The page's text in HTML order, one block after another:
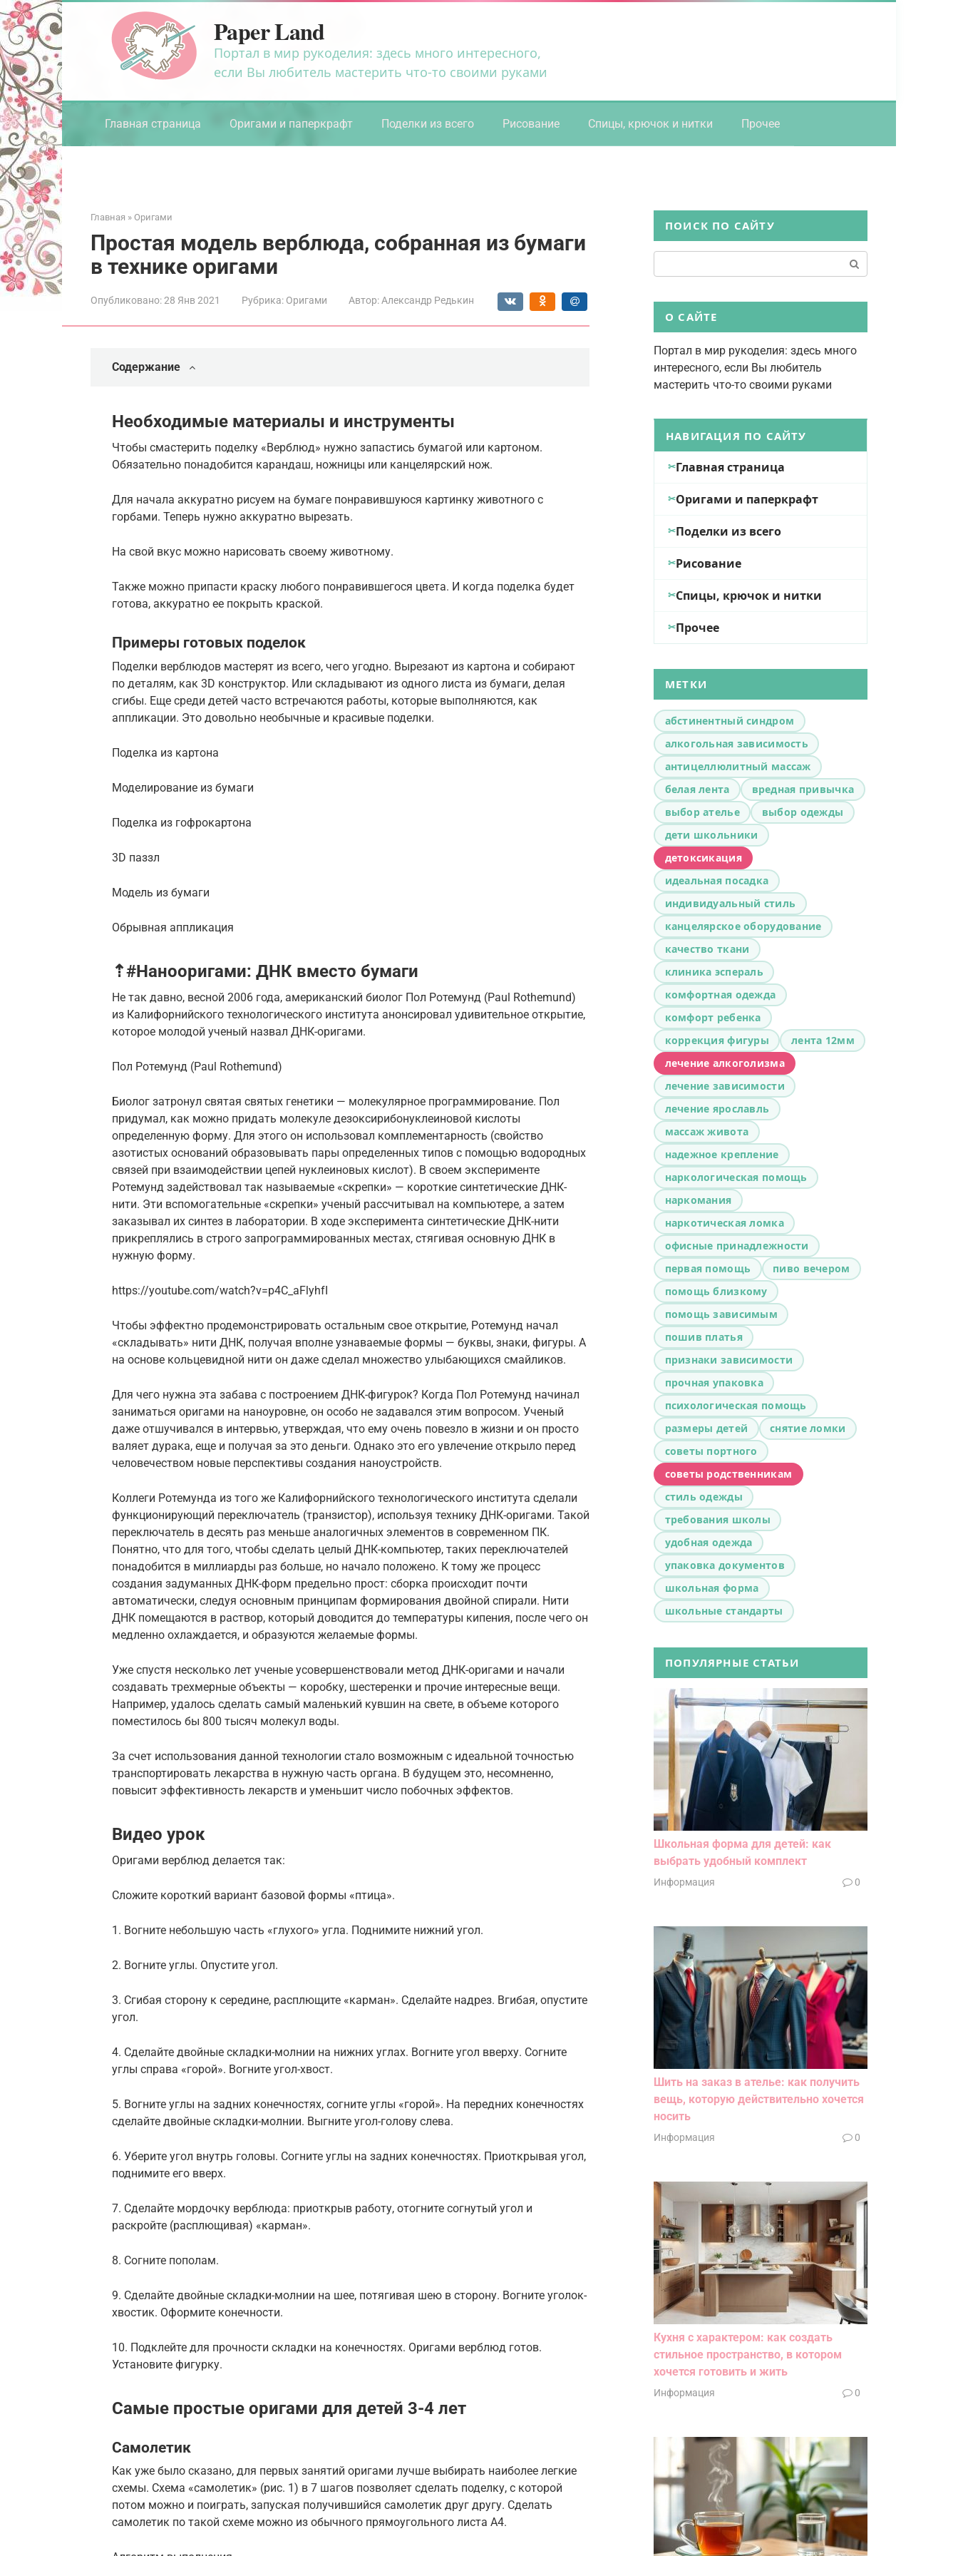
Перейти
к
контенту
Paper Land
Портал в мир рукоделия: здесь много интересного,
если Вы любитель мастерить что-то своими руками
Главная страница Оригами и паперкрафт Поделки из всего Рисование Спицы, крючок и нитки Прочее
Главная » Оригами
Простая модель верблюда, собранная из бумаги
в технике оригами
Опубликовано:28 Янв 2021 Рубрика: Оригами Автор: Александр Редькин
Содержание
Необходимые материалы и инструменты
Чтобы смастерить поделку «Верблюд» нужно запастись бумагой или картоном.
Обязательно понадобится карандаш, ножницы или канцелярский нож.
Для начала аккуратно рисуем на бумаге понравившуюся картинку животного с
горбами. Теперь нужно аккуратно вырезать.
На свой вкус можно нарисовать своему животному.
Также можно припасти краску любого понравившегося цвета. И когда поделка будет
готова, аккуратно ее покрыть краской.
Примеры готовых поделок
Поделки верблюдов мастерят из всего, чего угодно. Вырезают из картона и собирают
по деталям, как 3D конструктор. Или складывают из одного листа из бумаги, делая
сгибы. Еще среди детей часто встречаются работы, которые выполняются, как
аппликации. Это довольно необычные и красивые поделки.
Поделка из картона
Моделирование из бумаги
Поделка из гофрокартона
3D паззл
Модель из бумаги
Обрывная аппликация
⇡#Нанооригами: ДНК вместо бумаги
Не так давно, весной 2006 года, американский биолог Пол Ротемунд (Paul Rothemund)
из Калифорнийского технологического института анонсировал удивительное открытие,
которое молодой ученый назвал ДНК-оригами.
Пол Ротемунд (Paul Rothemund)
Биолог затронул святая святых генетики — молекулярное программирование. Пол
придумал, как можно придать молекуле дезоксирибонуклеиновой кислоты
определенную форму. Для этого он использовал комплементарность (свойство
азотистых оснований образовывать пары определенных типов с помощью водородных
связей при взаимодействии цепей нуклеиновых кислот). В своем эксперименте
Ротемунд задействовал так называемые «скрепки» — короткие синтетические ДНК-
нити. Эти вспомогательные «скрепки» ученый рассчитывал на компьютере, а затем
заказывал их синтез в лаборатории. В ходе эксперимента синтетические ДНК-нити
прикреплялись в строго запрограммированных местах, стягивая основную ДНК в
нужную форму.
https://youtube.com/watch?v=p4C_aFlyhfI
Чтобы эффектно продемонстрировать остальным свое открытие, Ротемунд начал
«складывать» нити ДНК, получая вполне узнаваемые формы — буквы, знаки, фигуры. А
на основе кольцевидной нити он даже сделал множество улыбающихся смайликов.
Для чего нужна эта забава с построением ДНК-фигурок? Когда Пол Ротемунд начинал
заниматься оригами на наноуровне, он особо не задавался этим вопросом. Ученый
даже отшучивался в интервью, утверждая, что ему очень повезло в жизни и он просто
валяет дурака, еще и получая за это деньги. Однако это его увлечение открыло перед
человечеством новые перспективы создания наноустройств.
Коллеги Ротемунда из того же Калифорнийского технологического института сделали
функционирующий переключатель (транзистор), используя технику ДНК-оригами. Такой
переключатель в десять раз меньше аналогичных элементов в современном ПК.
Понятно, что для того, чтобы сделать целый ДНК-компьютер, таких переключателей
понадобится в миллиарды раз больше, но начало положено. К тому же процесс
создания задуманных ДНК-форм предельно прост: сборка происходит почти
автоматически, следуя основным принципам формирования двойной спирали. Нити
ДНК помещаются в раствор, который доводится до температуры кипения, после чего он
медленно охлаждается, и образуются желаемые формы.
Уже спустя несколько лет ученые усовершенствовали метод ДНК-оригами и начали
создавать трехмерные объекты — коробку, шестеренки и прочие интересные вещи.
Например, удалось сделать самый маленький кувшин на свете, в объеме которого
поместилось бы 800 тысяч молекул воды.
За счет использования данной технологии стало возможным с идеальной точностью
транспортировать лекарства в нужную часть органа. В будущем это, несомненно,
повысит эффективность лекарств и уменьшит число побочных эффектов.
Видео урок
Оригами верблюд делается так:
Сложите короткий вариант базовой формы «птица».
1. Вогните небольшую часть «глухого» угла. Поднимите нижний угол.
2. Вогните углы. Опустите угол.
3. Сгибая сторону к середине, расплющите «карман». Сделайте надрез. Вгибая, опустите
угол.
4. Сделайте двойные складки-молнии на нижних углах. Вогните угол вверху. Согните
углы справа «горой». Вогните угол-хвост.
5. Вогните углы на задних конечностях, согните углы «горой». На передних конечностях
сделайте двойные складки-молнии. Выгните угол-голову слева.
6. Уберите угол внутрь головы. Согните углы на задних конечностях. Приоткрывая угол,
поднимите его вверх.
7. Сделайте мордочку верблюда: приоткрыв работу, отогните согнутый угол и
раскройте (расплющивая) «карман».
8. Согните пополам.
9. Сделайте двойные складки-молнии на шее, потягивая шею в сторону. Вогните уголок-
хвостик. Оформите конечности.
10. Подклейте для прочности складки на конечностях. Оригами верблюд готов.
Установите фигурку.
Самые простые оригами для детей 3-4 лет
Самолетик
Как уже было сказано, для первых занятий оригами лучше выбирать наиболее легкие
схемы. Схема «самолетик» (рис. 1) в 7 шагов позволяет сделать поделку, с которой
потом можно и поиграть, запуская получившийся самолетик друг другу. Сделать
самолетик по такой схеме можно из обычного прямоугольного листа А4.
ПОИСК ПО САЙТУ
О САЙТЕ
Портал в мир рукоделия: здесь много
интересного, если Вы любитель
мастерить что-то своими руками
НАВИГАЦИЯ ПО САЙТУ
Главная страница
Оригами и паперкрафт
Поделки из всего
Рисование
Спицы, крючок и нитки
Прочее
МЕТКИ
абстинентный синдром
алкогольная зависимость
антицеллюлитный массаж
белая лента
вредная привычка
выбор ателье
выбор одежды
дети школьники
детоксикация
идеальная посадка
индивидуальный стиль
канцелярское оборудование
качество ткани
клиника эспераль
комфортная одежда
комфорт ребенка
коррекция фигуры
лента 12мм
лечение алкоголизма
лечение зависимости
лечение ярославль
массаж живота
надежное крепление
наркологическая помощь
наркомания
наркотическая ломка
офисные принадлежности
первая помощь
пиво вечером
помощь близкому
помощь зависимым
пошив платья
признаки зависимости
прочная упаковка
психологическая помощь
размеры детей
снятие ломки
советы портного
советы родственникам
стиль одежды
требования школы
удобная одежда
упаковка документов
школьная форма
школьные стандарты
ПОПУЛЯРНЫЕ СТАТЬИ
Школьная форма для детей: как
выбрать удобный комплект
Информация 0
Шить на заказ в ателье: как получить
вещь, которую действительно хочется
носить
Информация 0
Кухня с характером: как создать
стильное пространство, в котором
хочется готовить и жить
Информация 0